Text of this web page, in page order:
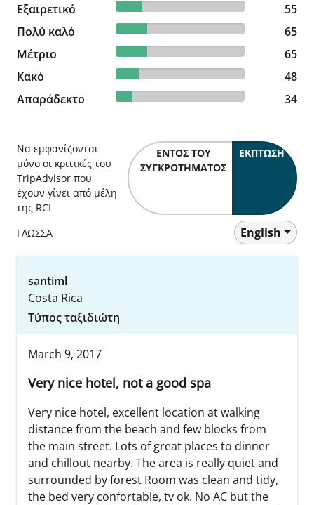
Εξαιρετικό 20.6% reviewed Εξαιρετικό
55 reviews
55
Πολύ καλό
24.34% reviewed Πολύ καλό
65 reviews
65
Μέτριο
24.34% reviewed Μέτριο
65 reviews
65
Κακό
17.98% reviewed Κακό
48 reviews
48
Απαράδεκτο
12.73% reviewed Απαράδεκτο
34 reviews 34
Να εμφανίζονται
μόνο οι κριτικές του
TripAdvisor που
έχουν γίνει από μέλη
της RCI
ΕΝΤΌΣ ΤΟΥ
ΣΥΓΚΡΟΤΉΜΑΤΟΣ
ΈΚΠΤΩΣΗ
ΓΛΩΣΣΑ English
santiml
Costa Rica
Τύπος ταξιδιώτη
March 9, 2017
Very nice hotel, not a good spa
Very nice hotel, excellent location at walking
distance from the beach and few blocks from
the main street. Lots of great places to dinner
and chillout nearby. The area is really quiet and
surrounded by forest Room was clean and tidy,
the bed very confortable, tv ok. No AC but the